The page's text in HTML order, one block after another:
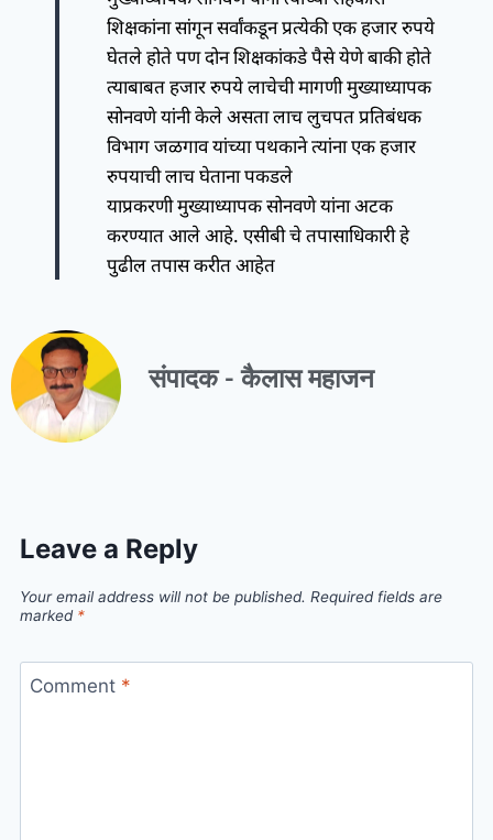
शिक्षकांना सांगून सर्वांकडून प्रत्येकी एक हजार रुपये
घेतले होते पण दोन शिक्षकांकडे पैसे येणे बाकी होते
त्याबाबत हजार रुपये लाचेची मागणी मुख्याध्यापक
सोनवणे यांनी केले असता लाच लुचपत प्रतिबंधक
विभाग जळगाव यांच्या पथकाने त्यांना एक हजार
रुपयाची लाच घेताना पकडले
याप्रकरणी मुख्याध्यापक सोनवणे यांना अटक
करण्यात आले आहे. एसीबी चे तपासाधिकारी हे
पुढील तपास करीत आहेत
संपादक - कैलास महाजन
Leave a Reply
Your email address will not be published. Required fields are
marked *
Comment *